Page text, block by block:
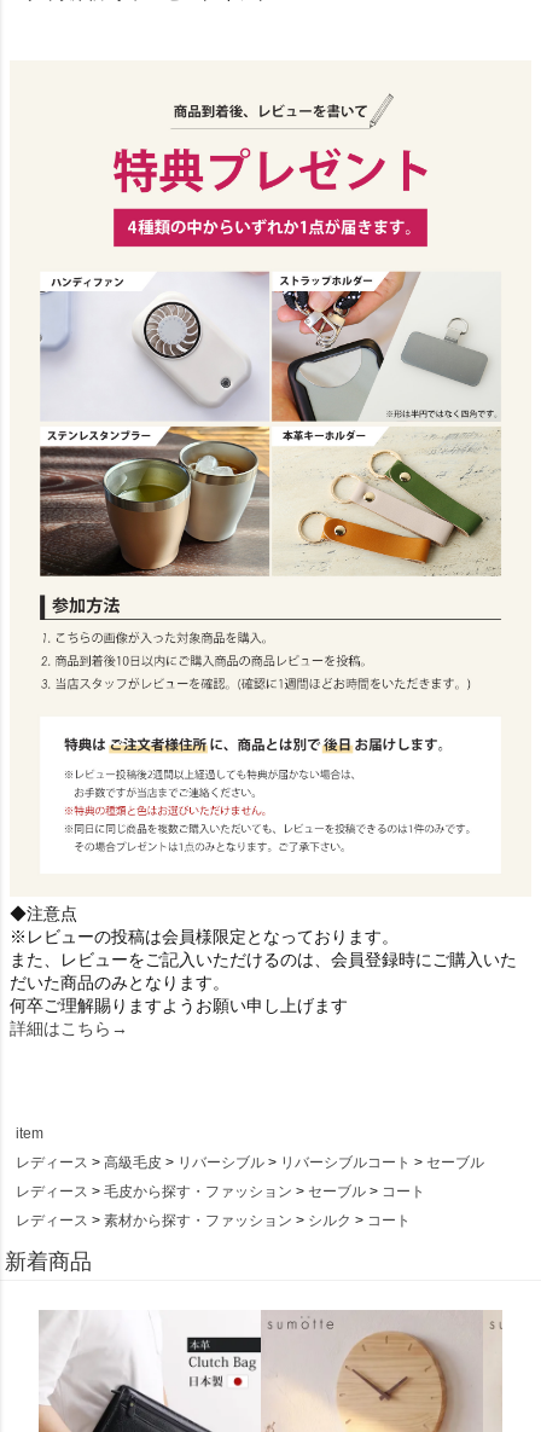
◆注意点
※レビューの投稿は会員様限定となっております。
また、レビューをご記入いただけるのは、会員登録時にご購入いた
だいた商品のみとなります。
何卒ご理解賜りますようお願い申し上げます
詳細はこちら→
item
レディース
高級毛皮 リバーシブル リバーシブルコート
セーブル
レディース
毛皮から探す・ファッション セーブル
コート
レディース
素材から探す・ファッション シルク コート
新着商品